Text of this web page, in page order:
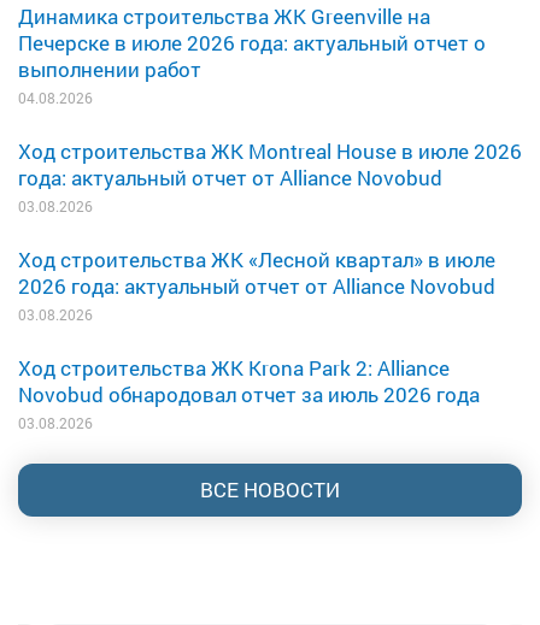
Динамика строительства ЖК Greenville на
Печерске в июле 2026 года: актуальный отчет о
выполнении работ
04.08.2026
Ход строительства ЖК Montreal House в июле 2026
года: актуальный отчет от Alliance Novobud
03.08.2026
Ход строительства ЖК «Лесной квартал» в июле
2026 года: актуальный отчет от Alliance Novobud
03.08.2026
Ход строительства ЖК Krona Park 2: Alliance
Novobud обнародовал отчет за июль 2026 года
03.08.2026
ВСЕ НОВОСТИ